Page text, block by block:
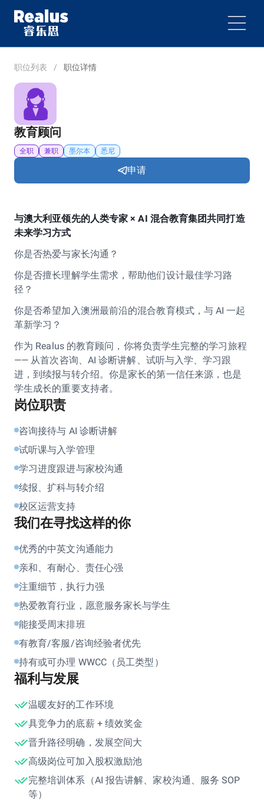
职位列表 / 职位详情
教育顾问
全职 兼职 墨尔本 悉尼
申请
与澳大利亚领先的人类专家 × AI 混合教育集团共同打造
未来学习方式
你是否热爱与家⻓沟通？
你是否擅⻓理解学生需求，帮助他们设计最佳学习路
径？
你是否希望加入澳洲最前沿的混合教育模式，与 AI 一起
革新学习？
作为 Realus 的教育顾问，你将负责学生完整的学习旅程
—— 从首次咨询、AI 诊断讲解、试听与入学、学习跟
进，到续报与转介绍。你是家⻓的第一信任来源，也是
学生成⻓的重要⽀持者。
岗位职责
咨询接待与 AI 诊断讲解
试听课与入学管理
学习进度跟进与家校沟通
续报、扩科与转介绍
校区运营支持
我们在寻找这样的你
优秀的中英文沟通能力
亲和、有耐心、责任心强
注重细节，执行力强
热爱教育行业，愿意服务家⻓与学生
能接受周末排班
有教育/客服/咨询经验者优先
持有或可办理 WWCC（员工类型）
福利与发展
温暖友好的工作环境
具竞争力的底薪 + 绩效奖金
晋升路径明确，发展空间大
高级岗位可加入股权激励池
完整培训体系（AI 报告讲解、家校沟通、服务 SOP
等）